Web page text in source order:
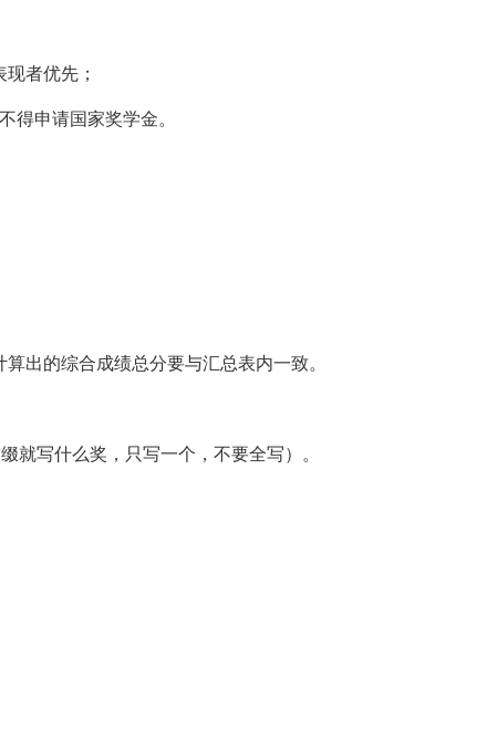
现者优先 ；
得申请国家奖学金。
出的综合成绩总分要与汇总表内一致。
就写什么奖，只写一个，不要全写）。